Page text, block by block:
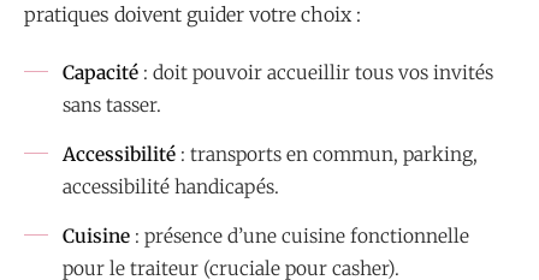
pratiques doivent guider votre choix :
Capacité : doit pouvoir accueillir tous vos invités
sans tasser.
Accessibilité : transports en commun, parking,
accessibilité handicapés.
Cuisine : présence d’une cuisine fonctionnelle
pour le traiteur (cruciale pour casher).